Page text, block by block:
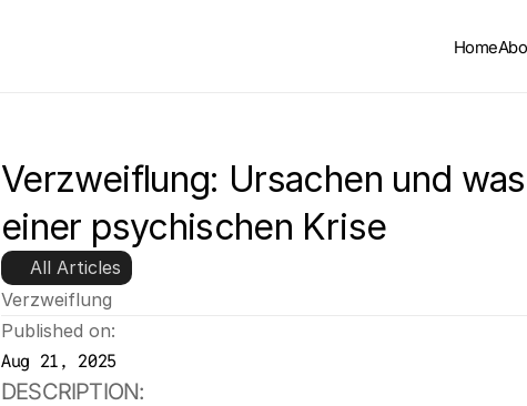
Verzweiflung: Ursachen und
einer psychischen Krise
All Articles
Verzweiflung
Published on:
Aug 21, 2025
DESCRIPTION:
Home